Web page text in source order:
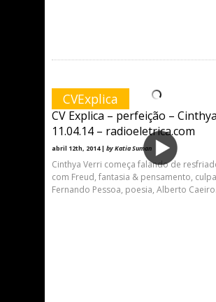
CVExplica
CV Explica – perfeição –
11.04.14 – radioeletrica.com
abril 12th, 2014 | by Katia Suman
Cinthya Verri começa falando de
com Freud, fantasia & pensamento,
Fernando Pessoa, poesia, Alberto Caeiro.